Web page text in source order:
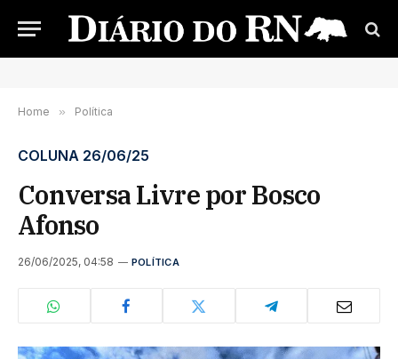
Home » Política
COLUNA 26/06/25
Conversa Livre por Bosco
Afonso
26/06/2025, 04:58 POLÍTICA